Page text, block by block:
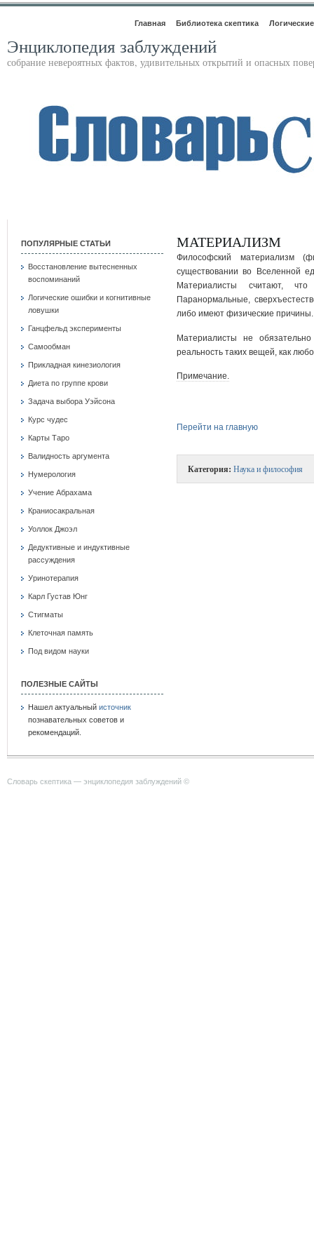
Главная Библиотека скептика
Энциклопедия заблуждений
собрание невероятных фактов, удивительных открытий и опасных
ПОПУЛЯРНЫЕ СТАТЬИ
Восстановление вытесненных
воспоминаний
Логические ошибки и когнитивные
ловушки
Ганцфельд эксперименты
Самообман
Прикладная кинезиология
Диета по группе крови
Задача выбора Уэйсона
Курс чудес
Карты Таро
Валидность аргумента
Нумерология
Учение Абрахама
Краниосакральная
Уоллок Джоэл
Дедуктивные и индуктивные
рассуждения
Уринотерапия
Карл Густав Юнг
Стигматы
Клеточная память
Под видом науки
ПОЛЕЗНЫЕ САЙТЫ
Нашел актуальный источник
познавательных советов и
рекомендаций.
МАТЕРИАЛИЗМ
Философский материализм
существовании во Вселенной
Материалисты считают,
Паранормальные,
либо имеют физические причины.
Материалисты не
реальность таких вещей, как
Примечание.
Перейти на главную
Категория: Наука и философия
Словарь скептика — энциклопедия заблуждений ©